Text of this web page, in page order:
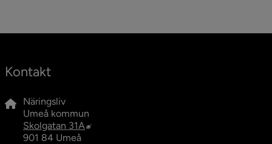
Kontakt
Näringsliv
Umeå kommun
Skolgatan 31A Länk till annan webbplats, öppnas i nytt
901 84 Umeå